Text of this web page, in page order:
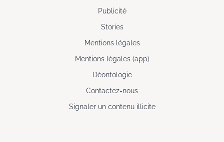
Publicité
Stories
Mentions légales
Mentions légales (app)
Déontologie
Contactez-nous
Signaler un contenu illicite